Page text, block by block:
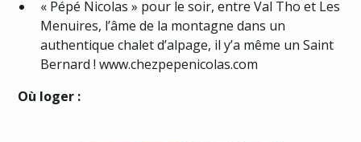
« Pépé Nicolas » pour le soir, entre Val Tho et Les
Menuires, l’âme de la montagne dans un
authentique chalet d’alpage, il y’a même un Saint
Bernard ! www.chezpepenicolas.com
Où loger :